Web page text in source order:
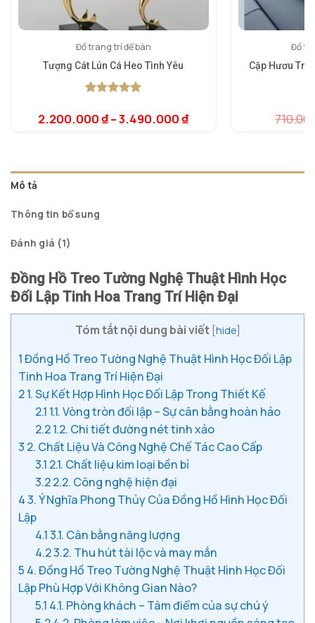
Đồ trang trí để bàn
Tượng Cát Lún Cá Heo Tình Yêu
dựa trên
đánh giá
2.200.000₫–3.490.000₫
Đồ
Cặp Hươu
Mô tả
Thông tin bổ sung
Đánh giá (1)
Đồng Hồ Treo Tường Nghệ Thuật Hình Học
Đối Lập Tinh Hoa Trang Trí Hiện Đại
Tóm tắt nội dung bài viết [hide]
1Đồng Hồ Treo Tường Nghệ Thuật Hình Học Đối Lập
Tinh Hoa Trang Trí Hiện Đại
21. Sự Kết Hợp Hình Học Đối Lập Trong Thiết Kế
2.1 1.1. Vòng tròn đối lập – Sự cân bằng hoàn hảo
2.21.2. Chi tiết đường nét tinh xảo
3 2. Chất Liệu Và Công Nghệ Chế Tác Cao Cấp
3.1 2.1. Chất liệu kim loại bền bỉ
3.22.2. Công nghệ hiện đại
43. Ý Nghĩa Phong Thủy Của Đồng Hồ Hình Học Đối
Lập
4.13.1. Cân bằng năng lượng
4.23.2. Thu hút tài lộc và may mắn
5 4. Đồng Hồ Treo Tường Nghệ Thuật Hình Học Đối
Lập Phù Hợp Với Không Gian Nào?
5.1 4.1. Phòng khách – Tâm điểm của sự chú ý